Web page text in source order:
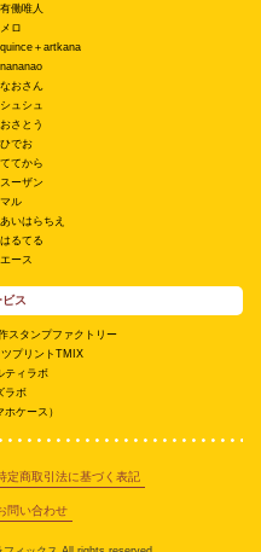
有働唯人
メロ
quince＋artkana
nananao
なおさん
シュシュ
おさとう
ひでお
ててから
スーザン
マル
あいはらちえ
はるてる
エース
ス
スタンプファクトリー
プリントTMIX
ティラボ
ラボ
ケース）
定商取引法に基づく表記
問い合わせ